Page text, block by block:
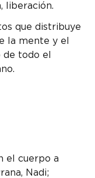
liberación.
que distribuye
la mente y el
todo el
el cuerpo a
Nadi;